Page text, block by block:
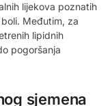
lijekova poznatih
Međutim, za
lipidnih
pogoršanja
sjemena